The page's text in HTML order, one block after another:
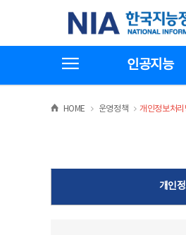
한국지능정보사회진흥원
인공지능
HOME >운영정책 >
개인정보처리
개인